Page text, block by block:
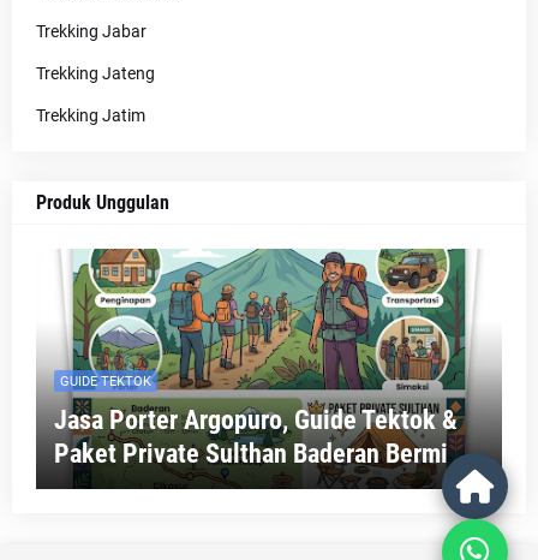
Trekking Jabar
Trekking Jateng
Trekking Jatim
Produk Unggulan
GUIDE TEKTOK
Jasa Porter Argopuro, Guide Tektok &
Paket Private Sulthan Baderan Bermi